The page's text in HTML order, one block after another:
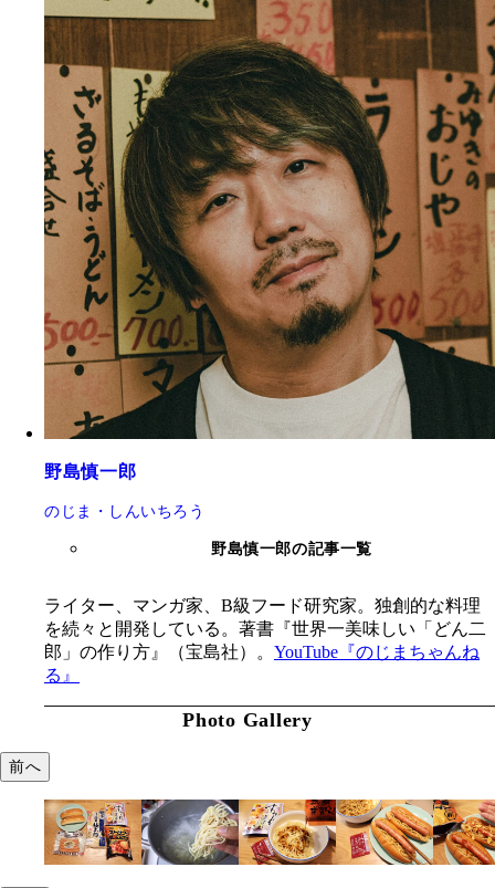
野島慎一郎
のじま・しんいちろう
野島慎一郎の記事一覧
ライター、マンガ家、B級フード研究家。独創的な料理
を続々と開発している。著書『世界一美味しい「どん二
郎」の作り方』（宝島社）。 YouTube『のじまちゃんね
る』
Photo Gallery
前へ